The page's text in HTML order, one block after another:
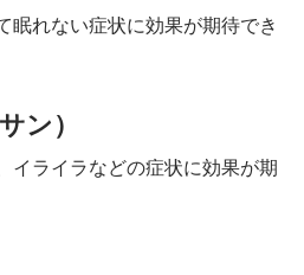
眠れない症状に効果が期待でき
ン）
イライラなどの症状に効果が期